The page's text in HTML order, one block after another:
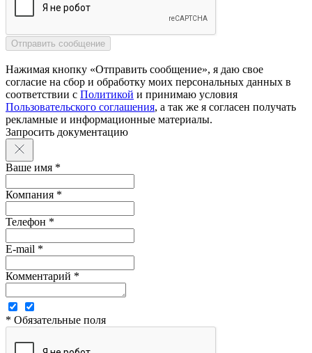
Нажимая кнопку «Отправить сообщение», я даю свое
согласие на сбор и обработку моих персональных данных в
соответствии с Политикой и принимаю условия
Пользовательского соглашения, а так же я согласен получать
рекламные и информационные материалы.
Запросить документацию
Ваше имя *
Компания *
Телефон *
E-mail *
Комментарий *
* Обязательные поля